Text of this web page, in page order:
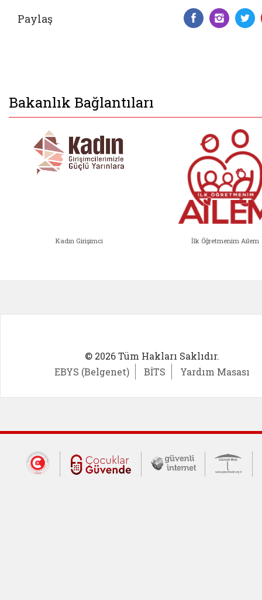
Paylaş
Bakanlık Bağlantıları
Kadın Girişimci İlk Öğretmenim Ailem
© 2026 Tüm Hakları Saklıdır.
EBYS (Belgenet)
BİTS Yardım Masası
Dış Bağlantılar
Cumhurbaşkanlığı İletişim Merkezi
Çocuklar Güvende (yeni
Güvenli